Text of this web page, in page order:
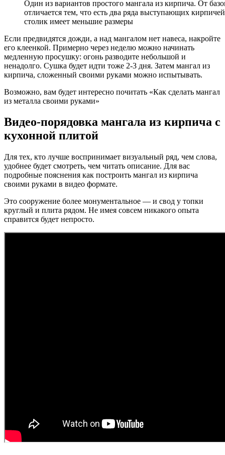
Один из вариантов простого мангала из кирпича. От
отличается тем, что есть два ряда выступающих
столик имеет меньшие размеры
Если предвидятся дожди, а над мангалом нет навеса, накройте
его клеенкой. Примерно через неделю можно начинать
медленную просушку: огонь разводите небольшой и
ненадолго. Сушка будет идти тоже 2-3 дня. Затем мангал из
кирпича, сложенный своими руками можно испытывать.
Возможно, вам будет интересно почитать «Как сделать мангал
из металла своими руками»
Видео-порядовка мангала из кирпича с
кухонной плитой
Для тех, кто лучше воспринимает визуальный ряд, чем слова,
удобнее будет смотреть, чем читать описание. Для вас
подробные пояснения как построить мангал из кирпича
своими руками в видео формате.
Это сооружение более монументальное — и свод у топки
круглый и плита рядом. Не имея совсем никакого опыта
справится будет непросто.